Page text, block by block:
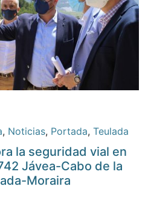
, Noticias, Portada, Teulada
la seguridad vial en
Jávea-Cabo de la
Moraira